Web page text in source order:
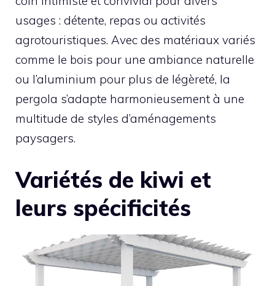
usages : détente, repas ou activités
agrotouristiques. Avec des matériaux variés
comme le bois pour une ambiance naturelle
ou l’aluminium pour plus de légèreté, la
pergola s’adapte harmonieusement à une
multitude de styles d’aménagements
paysagers.
Variétés de kiwi et
leurs spécificités